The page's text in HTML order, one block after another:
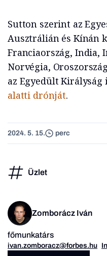
Sutton szerint az
Ausztrálián és Kínán
Franciaország, India,
Norvégia,
az Egyedült Királyság
alatti drónját.
2024. 5. 15. perc
Üzlet
Zomborácz Iván
főmunkatárs
ivan.zomboracz@forbes.hu